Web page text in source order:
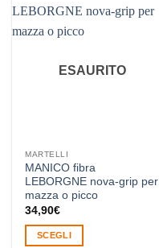
ESAURITO
MARTELLI
MANICO fibra
LEBORGNE nova-grip per
mazza o picco
34,90€
SCEGLI